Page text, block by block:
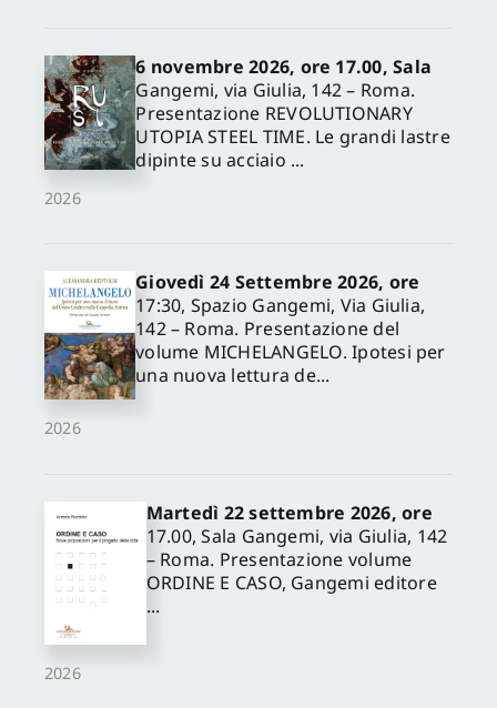
2026
6 novembre 2026, ore 17.00, Sala
Gangemi, via Giulia, 142 – Roma.
Presentazione REVOLUTIONARY
UTOPIA STEEL TIME. Le grandi lastre
dipinte su acciaio ...
2026
Giovedì 24 Settembre 2026, ore
17:30, Spazio Gangemi, Via Giulia,
142 – Roma. Presentazione del
volume MICHELANGELO. Ipotesi per
una nuova lettura de...
2026
Martedì 22 settembre 2026, ore
17.00, Sala Gangemi, via Giulia, 142
– Roma. Presentazione volume
ORDINE E CASO, Gangemi editore
...